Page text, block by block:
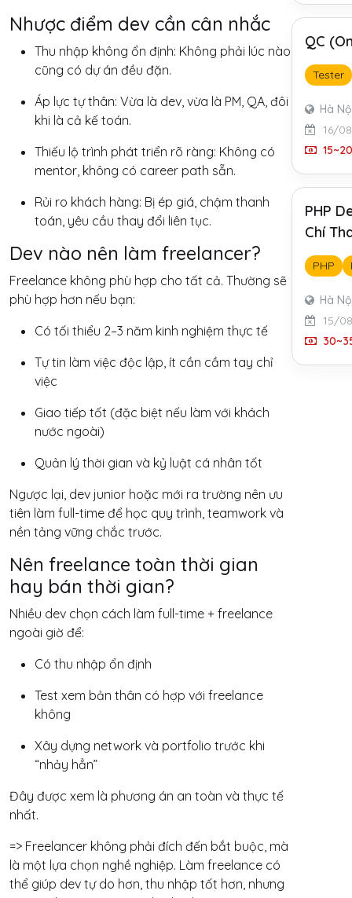
Nhược điểm dev cần cân nhắc
Thu nhập không ổn định: Không phải lúc nào
cũng có dự án đều đặn.
Áp lực tự thân: Vừa là dev, vừa là PM, QA, đôi
khi là cả kế toán.
Thiếu lộ trình phát triển rõ ràng: Không có
mentor, không có career path sẵn.
Rủi ro khách hàng: Bị ép giá, chậm thanh
toán, yêu cầu thay đổi liên tục.
Dev nào nên làm freelancer?
Freelance không phù hợp cho tất cả. Thường sẽ
phù hợp hơn nếu bạn:
Có tối thiểu 2–3 năm kinh nghiệm thực tế
Tự tin làm việc độc lập, ít cần cầm tay chỉ
việc
Giao tiếp tốt (đặc biệt nếu làm với khách
nước ngoài)
Quản lý thời gian và kỷ luật cá nhân tốt
Ngược lại, dev junior hoặc mới ra trường nên ưu
tiên làm full-time để học quy trình, teamwork và
nền tảng vững chắc trước.
Nên freelance toàn thời gian
hay bán thời gian?
Nhiều dev chọn cách làm full-time + freelance
ngoài giờ để:
Có thu nhập ổn định
Test xem bản thân có hợp với freelance
không
Xây dựng network và portfolio trước khi
“nhảy hẳn”
Đây được xem là phương án an toàn và thực tế
nhất.
=> Freelancer không phải đích đến bắt buộc, mà
là một lựa chọn nghề nghiệp. Làm freelance có
thể giúp dev tự do hơn, thu nhập tốt hơn, nhưng
QC
Tester
Hà
16/
PHP
Chí
PHP
Hà
15/